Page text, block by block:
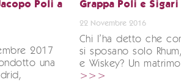
Poli a
2017
una
Grappa Poli e Sigari
22 Novembre 2016
Chi l’ha detto che
si sposano solo
e Wiskey? Un
>>>